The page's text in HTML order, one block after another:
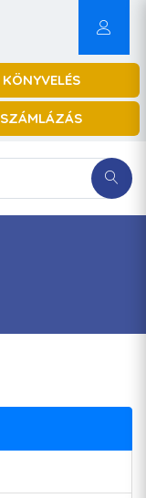
KÖNYVELÉS
SZÁMLÁZÁS